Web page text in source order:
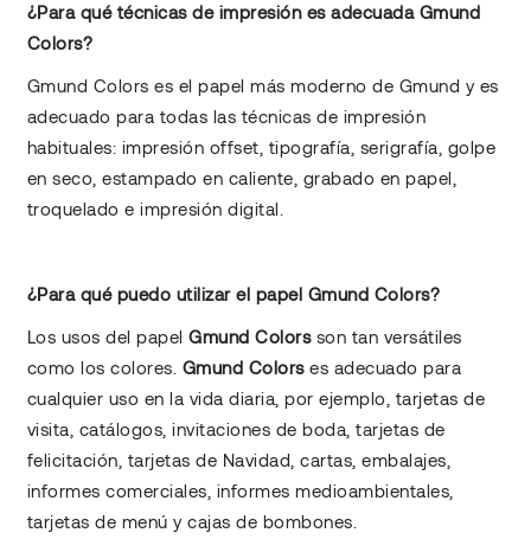
¿Para qué técnicas de impresión es adecuada Gmund
Colors?
Gmund Colors es el papel más moderno de Gmund y es
adecuado para todas las técnicas de impresión
habituales: impresión offset, tipografía, serigrafía, golpe
en seco, estampado en caliente, grabado en papel,
troquelado e impresión digital.
¿Para qué puedo utilizar el papel Gmund Colors?
Los usos del papelGmund Colorsson tan versátiles
como los colores. Gmund Colorses adecuado para
cualquier uso en la vida diaria, por ejemplo, tarjetas de
visita, catálogos, invitaciones de boda, tarjetas de
felicitación, tarjetas de Navidad, cartas, embalajes,
informes comerciales, informes medioambientales,
tarjetas de menú y cajas de bombones.